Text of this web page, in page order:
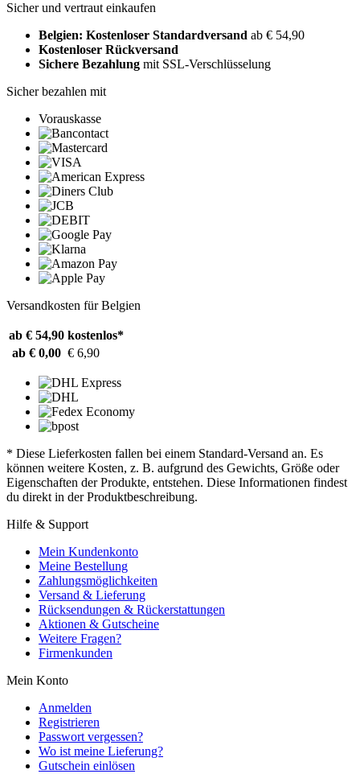
Sicher und vertraut einkaufen
Belgien: Kostenloser Standardversand ab € 54,90
Kostenloser Rückversand
Sichere Bezahlung mit SSL-Verschlüsselung
Sicher bezahlen mit
Vorauskasse
Versandkosten für Belgien
ab € 54,90 kostenlos*
ab € 0,00 € 6,90
* Diese Lieferkosten fallen bei einem Standard-Versand an. Es
können weitere Kosten, z. B. aufgrund des Gewichts, Größe oder
Eigenschaften der Produkte, entstehen. Diese Informationen findest
du direkt in der Produktbeschreibung.
Hilfe & Support
Mein Kundenkonto
Meine Bestellung
Zahlungsmöglichkeiten
Versand & Lieferung
Rücksendungen & Rückerstattungen
Aktionen & Gutscheine
Weitere Fragen?
Firmenkunden
Mein Konto
Anmelden
Registrieren
Passwort vergessen?
Wo ist meine Lieferung?
Gutschein einlösen